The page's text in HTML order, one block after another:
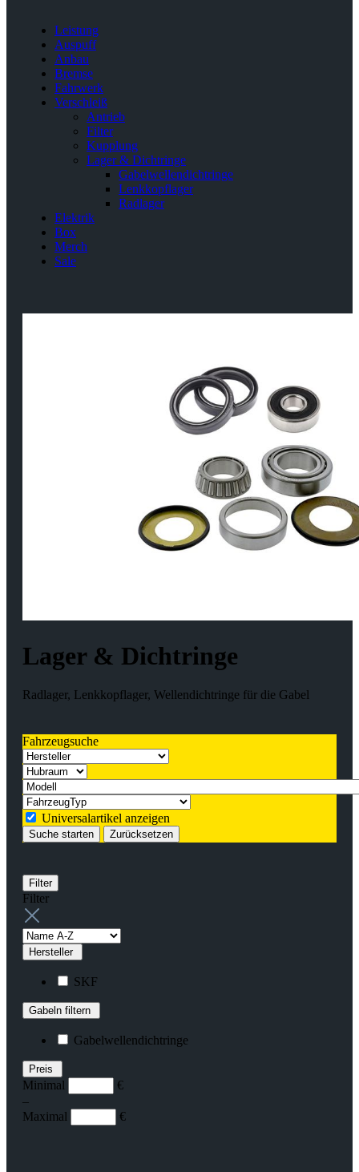
Leistung
Auspuff
Anbau
Bremse
Fahrwerk
Verschleiß
Antrieb
Filter
Kupplung
Lager & Dichtringe
Gabelwellendichtringe
Lenkkopflager
Radlager
Elektrik
Box
Merch
Sale
Lager & Dichtringe
Radlager, Lenkkopflager, Wellendichtringe für die Gabel
Fahrzeugsuche
Universalartikel anzeigen
Suche starten Zurücksetzen
Filter
Filter
Hersteller
SKF
Gabeln filtern
Gabelwellendichtringe
Preis
Minimal
€
–
Maximal
€